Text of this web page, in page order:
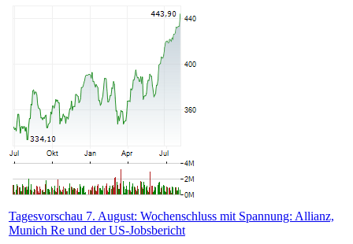
Tagesvorschau 7. August: Wochenschluss mit Spannung: Allianz,
Munich Re und der US-Jobsbericht